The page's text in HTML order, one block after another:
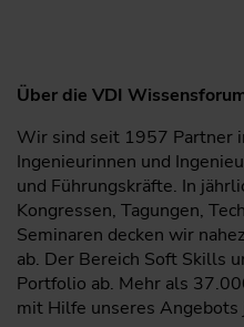
Über die VDI
Wir sind seit 1957 Partner
Ingenieurinnen und
und Führungskräfte. In
Kongressen, Tagungen,
Seminaren decken wir
ab. Der Bereich Soft Skills
Portfolio ab. Mehr als
mit Hilfe unseres Angebots